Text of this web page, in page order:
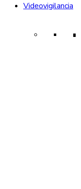
Videovigilancia